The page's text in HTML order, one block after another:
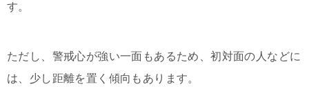
す。
ただし、警戒心が強い一面もあるため、初対面の人などに
は、少し距離を置く傾向もあります。